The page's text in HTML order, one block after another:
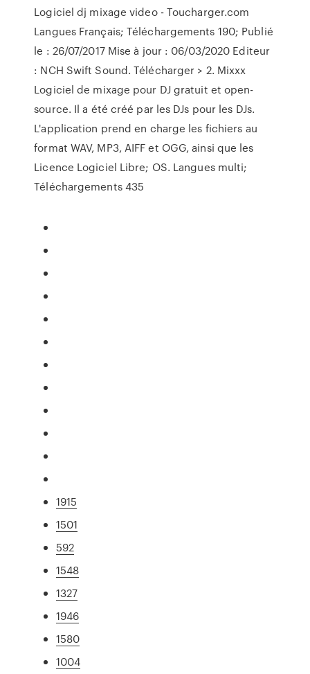
Logiciel dj mixage video - Toucharger.com
Langues Français; Téléchargements 190; Publié
le : 26/07/2017 Mise à jour : 06/03/2020 Editeur
: NCH Swift Sound. Télécharger > 2. Mixxx
Logiciel de mixage pour DJ gratuit et open-
source. Il a été créé par les DJs pour les DJs.
L'application prend en charge les fichiers au
format WAV, MP3, AIFF et OGG, ainsi que les
Licence Logiciel Libre; OS. Langues multi;
Téléchargements 435
1915
1501
592
1548
1327
1946
1580
1004